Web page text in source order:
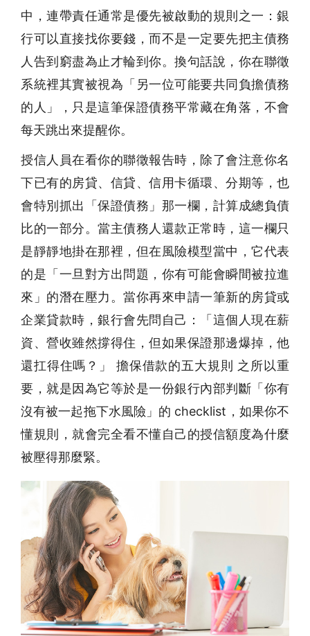
中，連帶責任通常是優先被啟動的規則之一：銀
行可以直接找你要錢，而不是一定要先把主債務
人告到窮盡為止才輪到你。換句話說，你在聯徵
系統裡其實被視為「另一位可能要共同負擔債務
的人」，只是這筆保證債務平常藏在角落，不會
每天跳出來提醒你。
授信人員在看你的聯徵報告時，除了會注意你名
下已有的房貸、信貸、信用卡循環、分期等，也
會特別抓出「保證債務」那一欄，計算成總負債
比的一部分。當主債務人還款正常時，這一欄只
是靜靜地掛在那裡，但在風險模型當中，它代表
的是「一旦對方出問題，你有可能會瞬間被拉進
來」的潛在壓力。當你再來申請一筆新的房貸或
企業貸款時，銀行會先問自己：「這個人現在薪
資、營收雖然撐得住，但如果保證那邊爆掉，他
還扛得住嗎？」 擔保借款的五大規則 之所以重
要，就是因為它等於是一份銀行內部判斷「你有
沒有被一起拖下水風險」的 checklist，如果你不
懂規則，就會完全看不懂自己的授信額度為什麼
被壓得那麼緊。